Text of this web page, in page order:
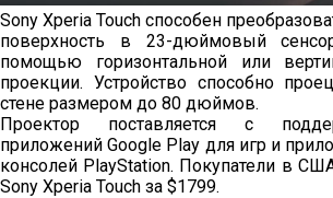
Sony Xperia Touch способен
поверхность в 23-дюймовый
помощью горизонтальной или
проекции. Устройство способно
стене размером до 80 дюймов.
Проектор поставляется с
приложений Google Play для игр и
консолей PlayStation. Покупатели в
Sony Xperia Touch за $1799.